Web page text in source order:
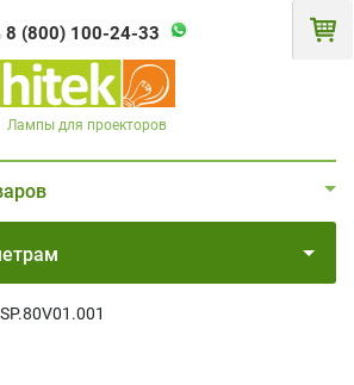
8 (800) 100-24-33
Лампы для проекторов
SP.80V01.001